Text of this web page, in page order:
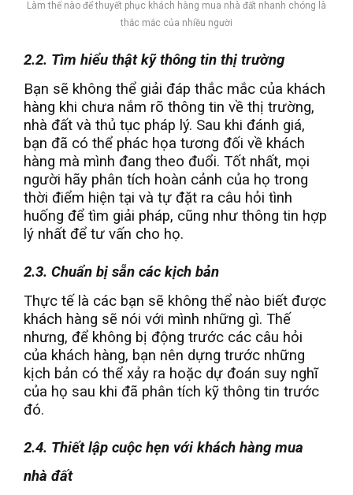
Làm thế nào để thuyết phục khách hàng mua nhà đất nhanh chóng là
thắc mắc của nhiều người
2.2. Tìm hiểu thật kỹ thông tin thị trường
Bạn sẽ không thể giải đáp thắc mắc của khách
hàng khi chưa nắm rõ thông tin về thị trường,
nhà đất và thủ tục pháp lý. Sau khi đánh giá,
bạn đã có thể phác họa tương đối về khách
hàng mà mình đang theo đuổi. Tốt nhất, mọi
người hãy phân tích hoàn cảnh của họ trong
thời điểm hiện tại và tự đặt ra câu hỏi tình
huống để tìm giải pháp, cũng như thông tin hợp
lý nhất để tư vấn cho họ.
2.3. Chuẩn bị sẵn các kịch bản
Thực tế là các bạn sẽ không thể nào biết được
khách hàng sẽ nói với mình những gì. Thế
nhưng, để không bị động trước các câu hỏi
của khách hàng, bạn nên dựng trước những
kịch bản có thể xảy ra hoặc dự đoán suy nghĩ
của họ sau khi đã phân tích kỹ thông tin trước
đó.
2.4. Thiết lập cuộc hẹn với khách hàng mua
nhà đất